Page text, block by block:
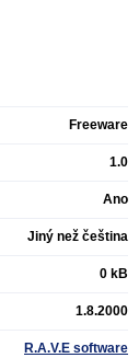
Freeware
1.0
Ano
Jiný než čeština
0 kB
1.8.2000
R.A.V.E software